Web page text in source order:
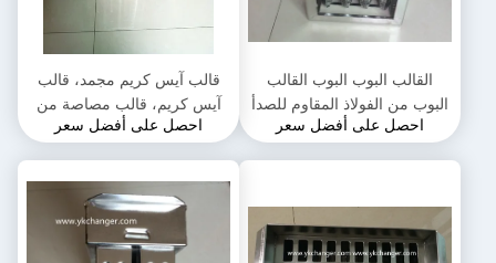
القالب البوب البوب القالب
البوب من الفولاذ المقاوم للصدأ
الاستخدام التجاري نوع سلة
احصل على أفضل سعر
قالب آيس كريم مجمد، قالب
آيس كريم، قالب مصاصة من
الفولاذ المقاوم للصدأ، قالب
احصل على أفضل سعر